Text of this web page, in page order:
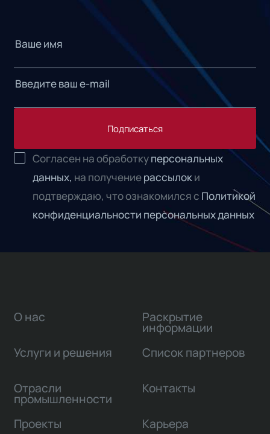
Подписаться
Согласен на обработкуперсональных
данных, на получениерассылоки
подтверждаю, что ознакомился с Политикой
конфиденциальности персональных данных
О нас
Услуги и решения
Отрасли
промышленности
Проекты
Раскрытие
информации
Список партнеров
Контакты
Карьера